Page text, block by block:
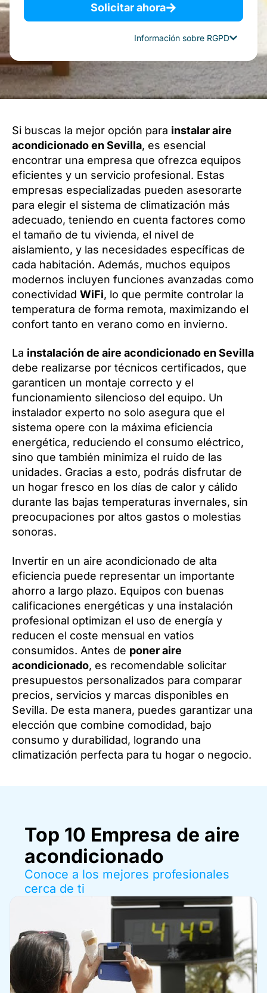
Solicitar ahora
Información sobre RGPD
Si buscas la mejor opción para instalar aire
acondicionado en Sevilla, es esencial
encontrar una empresa que ofrezca equipos
eficientes y un servicio profesional. Estas
empresas especializadas pueden asesorarte
para elegir el sistema de climatización más
adecuado, teniendo en cuenta factores como
el tamaño de tu vivienda, el nivel de
aislamiento, y las necesidades específicas de
cada habitación. Además, muchos equipos
modernos incluyen funciones avanzadas como
conectividad WiFi, lo que permite controlar la
temperatura de forma remota, maximizando el
confort tanto en verano como en invierno.
La instalación de aire acondicionado en Sevilla
debe realizarse por técnicos certificados, que
garanticen un montaje correcto y el
funcionamiento silencioso del equipo. Un
instalador experto no solo asegura que el
sistema opere con la máxima eficiencia
energética, reduciendo el consumo eléctrico,
sino que también minimiza el ruido de las
unidades. Gracias a esto, podrás disfrutar de
un hogar fresco en los días de calor y cálido
durante las bajas temperaturas invernales, sin
preocupaciones por altos gastos o molestias
sonoras.
Invertir en un aire acondicionado de alta
eficiencia puede representar un importante
ahorro a largo plazo. Equipos con buenas
calificaciones energéticas y una instalación
profesional optimizan el uso de energía y
reducen el coste mensual en vatios
consumidos. Antes de poner aire
acondicionado, es recomendable solicitar
presupuestos personalizados para comparar
precios, servicios y marcas disponibles en
Sevilla. De esta manera, puedes garantizar una
elección que combine comodidad, bajo
consumo y durabilidad, logrando una
climatización perfecta para tu hogar o negocio.
Top 10 Empresa de aire
acondicionado
Conoce a los mejores profesionales
cerca de ti